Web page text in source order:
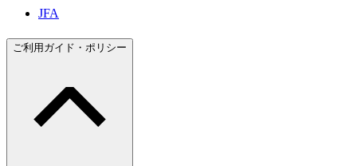
JFA
ご利用ガイド・ポリシー